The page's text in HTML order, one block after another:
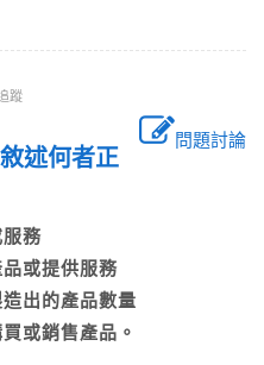
蹤
問題討論
述何者正
服務
品或提供服務
造出的產品數量
或銷售產品。